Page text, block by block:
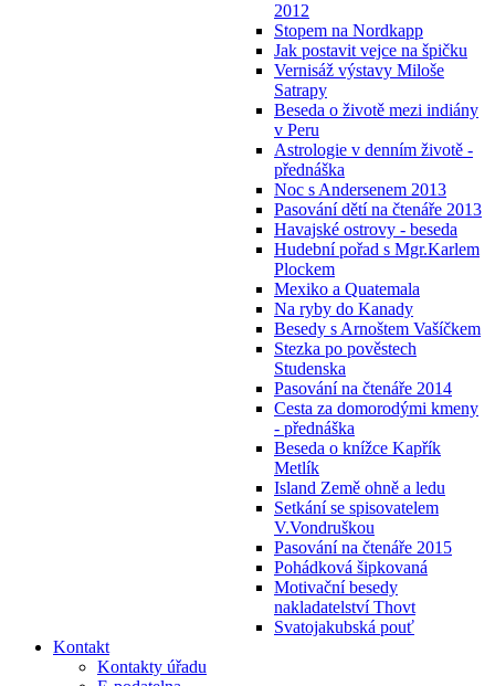
2012
Stopem na Nordkapp
Jak postavit vejce na špičku
Vernisáž výstavy Miloše
Satrapy
Beseda o životě mezi indiány
v Peru
Astrologie v denním životě -
přednáška
Noc s Andersenem 2013
Pasování dětí na čtenáře 2013
Havajské ostrovy - beseda
Hudební pořad s Mgr.Karlem
Plockem
Mexiko a Quatemala
Na ryby do Kanady
Besedy s Arnoštem Vašíčkem
Stezka po pověstech
Studenska
Pasování na čtenáře 2014
Cesta za domorodými kmeny
- přednáška
Beseda o knížce Kapřík
Metlík
Island Země ohně a ledu
Setkání se spisovatelem
V.Vondruškou
Pasování na čtenáře 2015
Pohádková šipkovaná
Motivační besedy
nakladatelství Thovt
Svatojakubská pouť
Kontakt
Kontakty úřadu